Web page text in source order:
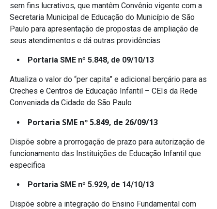
sem fins lucrativos, que mantêm Convênio vigente com a
Secretaria Municipal de Educação do Município de São
Paulo para apresentação de propostas de ampliação de
seus atendimentos e dá outras providências
Portaria SME nº 5.848, de 09/10/13
Atualiza o valor do “per capita” e adicional berçário para as
Creches e Centros de Educação Infantil – CEIs da Rede
Conveniada da Cidade de São Paulo
Portaria SME nº 5.849, de 26/09/13
Dispõe sobre a prorrogação de prazo para autorização de
funcionamento das Instituições de Educação Infantil que
especifica
Portaria SME nº 5.929, de 14/10/13
Dispõe sobre a integração do Ensino Fundamental com